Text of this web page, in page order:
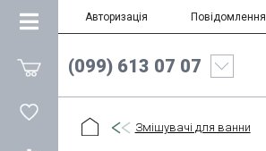
Авторизація Повідомлення
(099) 613 07 07
Змішувачі для ванни